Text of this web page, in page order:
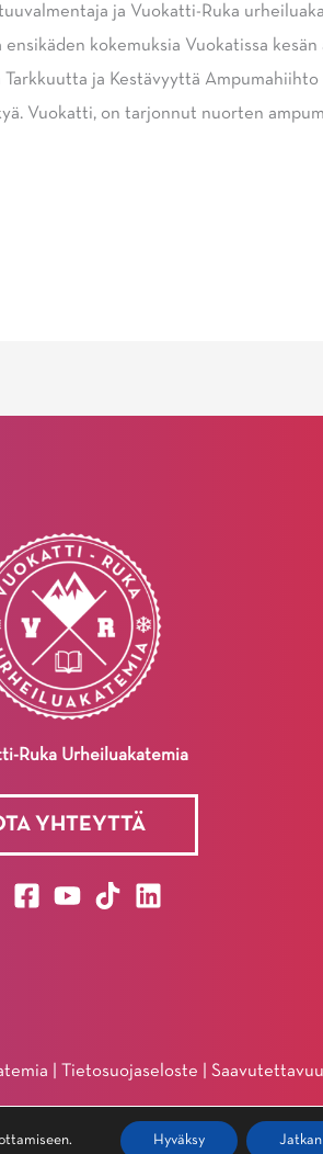
ja Vuokatti-Ruka
kokemuksia Vuokatissa
ja Kestävyyttä
Vuokatti, on tarjonnut nuorten
Ruka Urheiluakatemia
YHTEYTTÄ
| Tietosuojaseloste
Hyväksy